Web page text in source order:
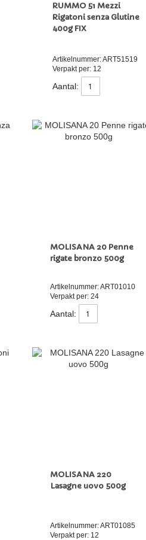
RUMMO 51 Mezzi
Rigatoni senza Glutine
400g FIX
Artikelnummer: ART51519
Verpakt per: 12
Aantal:
MOLISANA 20 Penne
rigate bronzo 500g
Artikelnummer: ART01010
Verpakt per: 24
Aantal:
MOLISANA 220
Lasagne uovo 500g
Artikelnummer: ART01085
Verpakt per: 12